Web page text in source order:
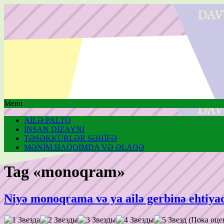
Menu
AİLƏ PALTO
İNSAN DİZAYNI
TƏŞƏKKÜRLƏR SƏHİFƏ
MƏNİM HAQQIMDA VƏ ƏLAQƏ
Tag «monoqram»
Niyə monoqrama və ya ailə gerbinə
(Пока